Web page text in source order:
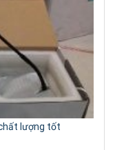
lượng tốt